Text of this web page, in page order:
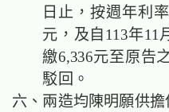
日止，按週年利
元，及自113年11
繳6,336元至原告
駁回。
六、兩造均陳明願供